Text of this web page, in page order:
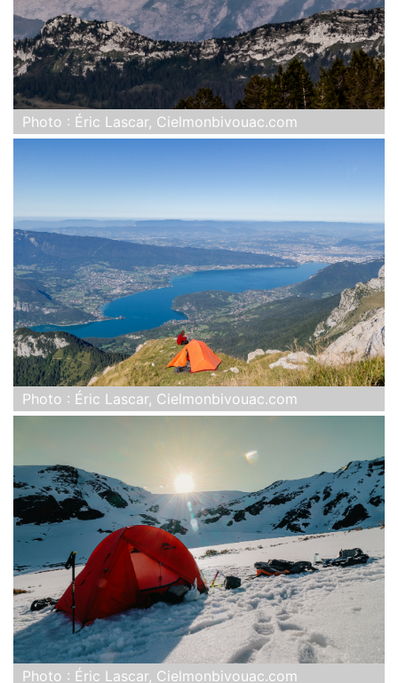
Photo : Éric Lascar, Cielmonbivouac.com
Photo : Éric Lascar, Cielmonbivouac.com
Photo : Éric Lascar, Cielmonbivouac.com